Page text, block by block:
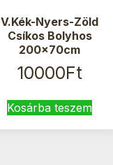
V.Kék-Nyers-Zöld
Csíkos Bolyhos
200x70cm
10000Ft
Kosárba teszem